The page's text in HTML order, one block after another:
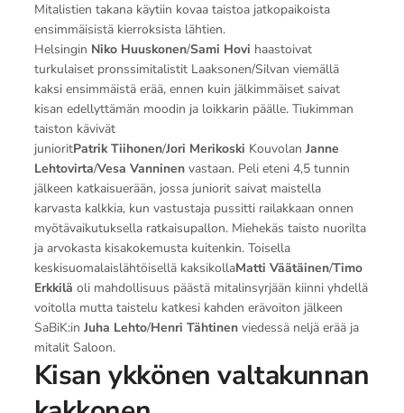
Mitalistien takana käytiin kovaa taistoa jatkopaikoista
ensimmäisistä kierroksista lähtien.
Helsingin Niko Huuskonen/Sami Hovi haastoivat
turkulaiset pronssimitalistit Laaksonen/Silvan viemällä
kaksi ensimmäistä erää, ennen kuin jälkimmäiset saivat
kisan edellyttämän moodin ja loikkarin päälle. Tiukimman
taiston kävivät
junioritPatrik Tiihonen/Jori Merikoski Kouvolan Janne
Lehtovirta/Vesa Vanninenvastaan. Peli eteni 4,5 tunnin
jälkeen katkaisuerään, jossa juniorit saivat maistella
karvasta kalkkia, kun vastustaja pussitti railakkaan onnen
myötävaikutuksella ratkaisupallon. Miehekäs taisto nuorilta
ja arvokasta kisakokemusta kuitenkin. Toisella
keskisuomalaislähtöisellä kaksikollaMatti Väätäinen/Timo
Erkkilä oli mahdollisuus päästä mitalinsyrjään kiinni yhdellä
voitolla mutta taistelu katkesi kahden erävoiton jälkeen
SaBiK:in Juha Lehto/Henri Tähtinenviedessä neljä erää ja
mitalit Saloon.
Kisan ykkönen valtakunnan